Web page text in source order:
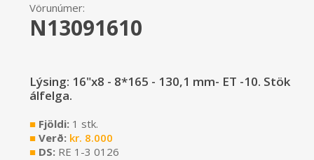
Vörunúmer:
N13091610
Lýsing: 16"x8 - 8*165 - 130,1 mm- ET -10. Stök
álfelga.
■Fjöldi: 1 stk.
■Verð: kr. 8.000
■DS: RE 1-3 0126